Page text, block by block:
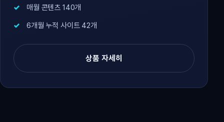
매월 콘텐츠 140개
6개월 누적 사이트 42개
상품 자세히